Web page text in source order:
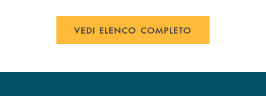
VEDI ELENCO COMPLETO